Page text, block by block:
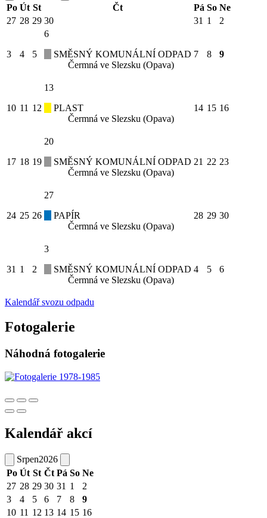
Po Út St Čt Pá So Ne
27 28 29 30 31 1 2
3 4 5
6
SMĚSNÝ KOMUNÁLNÍ ODPAD
Čermná ve Slezsku (Opava)
7 8 9
10 11 12
13
PLAST
Čermná ve Slezsku (Opava)
14 15 16
17 18 19
20
SMĚSNÝ KOMUNÁLNÍ ODPAD
Čermná ve Slezsku (Opava)
21 22 23
24 25 26
27
PAPÍR
Čermná ve Slezsku (Opava)
28 29 30
31 1 2
3
SMĚSNÝ KOMUNÁLNÍ ODPAD
Čermná ve Slezsku (Opava)
4 5 6
Kalendář svozu odpadu
Fotogalerie
Náhodná fotogalerie
Kalendář akcí
Srpen2026
Po Út St Čt Pá So Ne
27 28 29 30 31 1
2
3
4 5 6 7 8
9
10 11 12 13 14 15 16